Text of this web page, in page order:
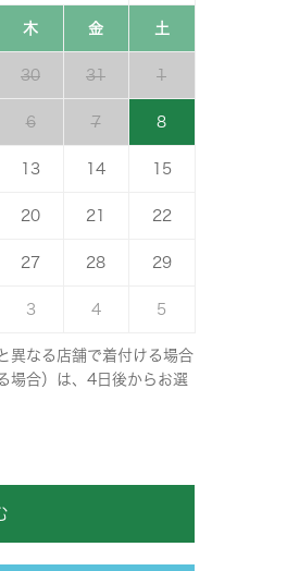
木 金 土
30 31 1
6 7 8
13 14 15
20 21 22
27 28 29
3 4 5
異なる店舗で着付ける場合
場合）は、4日後からお選